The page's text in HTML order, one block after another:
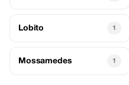
Lobito 1
Mossamedes 1